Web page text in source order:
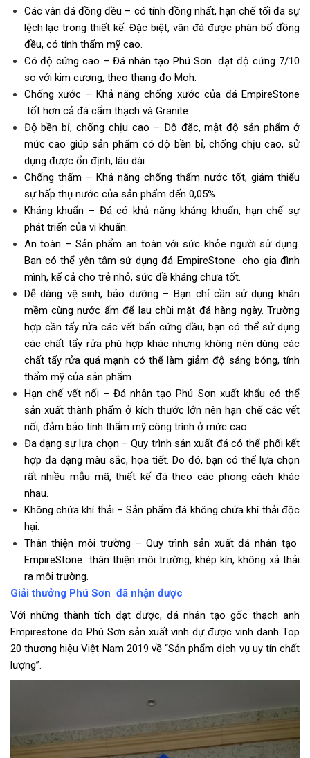
Các vân đá đồng đều – có tính đồng nhất, hạn chế tối đa sự
lệch lạc trong thiết kế. Đặc biệt, vân đá được phân bố đồng
đều, có tính thẩm mỹ cao.
Có độ cứng cao – Đá nhân tạo Phú Sơn đạt độ cứng 7/10
so với kim cương, theo thang đo Moh.
Chống xước – Khả năng chống xước của đá EmpireStone
tốt hơn cả đá cẩm thạch và Granite.
Độ bền bỉ, chống chịu cao – Độ đặc, mật độ sản phẩm ở
mức cao giúp sản phẩm có độ bền bỉ, chống chịu cao, sử
dụng được ổn định, lâu dài.
Chống thấm – Khả năng chống thấm nước tốt, giảm thiểu
sự hấp thụ nước của sản phẩm đến 0,05%.
Kháng khuẩn – Đá có khả năng kháng khuẩn, hạn chế sự
phát triển của vi khuẩn.
An toàn – Sản phẩm an toàn với sức khỏe người sử dụng.
Bạn có thể yên tâm sử dụng đá EmpireStone
cho gia đình
mình, kể cả cho trẻ nhỏ, sức đề kháng chưa tốt.
Dễ dàng vệ sinh, bảo dưỡng – Bạn chỉ cần sử dụng khăn
mềm cùng nước ấm để lau chùi mặt đá hàng ngày. Trường
hợp cần tẩy rửa các vết bẩn cứng đầu, bạn có thể sử dụng
các chất tẩy rửa phù hợp khác nhưng không nên dùng các
chất tẩy rửa quá mạnh có thể làm giảm độ sáng bóng, tính
thẩm mỹ của sản phẩm.
Hạn chế vết nối –Đá nhân tạo Phú Sơn xuất khẩu có thể
sản xuất thành phẩm ở kích thước lớn nên hạn chế các vết
nối, đảm bảo tính thẩm mỹ công trình ở mức cao.
Đa dạng sự lựa chọn – Quy trình sản xuất đá có thể phối kết
hợp đa dạng màu sắc, họa tiết. Do đó, bạn có thể lựa chọn
rất nhiều mẫu mã, thiết kế đá theo các phong cách khác
nhau.
Không chứa khí thải – Sản phẩm đá không chứa khí thải độc
hại.
Thân thiện môi trường – Quy trình sản xuất đá nhân tạo
EmpireStone
thân thiện môi trường, khép kín, không xả thải
ra môi trường.
Giải thưởng Phú Sơn đã nhận được
Với những thành tích đạt được, đá nhân tạo gốc thạch anh
Empirestone do Phú Sơn sản xuất vinh dự được vinh danh Top
20 thương hiệu Việt Nam 2019 về “Sản phẩm dịch vụ uy tín chất
lượng”.